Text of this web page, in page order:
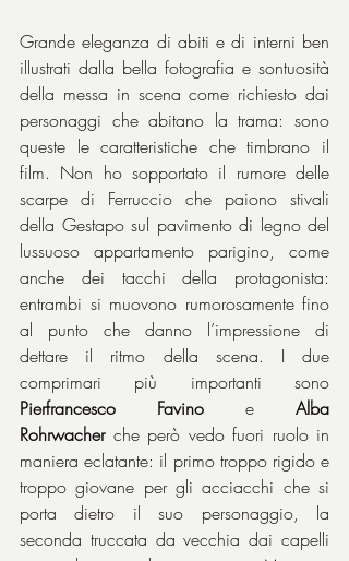
Grande eleganza di abiti e di interni ben
illustrati dalla bella fotografia e sontuosità
della messa in scena come richiesto dai
personaggi che abitano la trama: sono
queste le caratteristiche che timbrano il
film. Non ho sopportato il rumore delle
scarpe di Ferruccio che paiono stivali
della Gestapo sul pavimento di legno del
lussuoso appartamento parigino, come
anche dei tacchi della protagonista:
entrambi si muovono rumorosamente fino
al punto che danno l’impressione di
dettare il ritmo della scena. I due
Pierfrancesco Favino e Alba
Rohrwacher che però vedo fuori ruolo in
maniera eclatante: il primo troppo rigido e
troppo giovane per gli acciacchi che si
porta dietro il suo personaggio, la
seconda truccata da vecchia dai capelli